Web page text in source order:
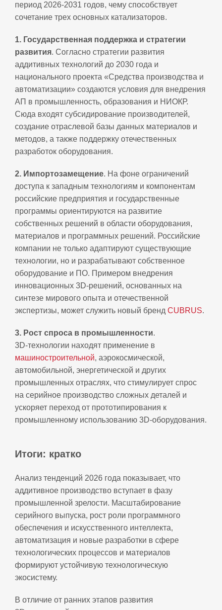
период 2026-2031 годов, чему способствует
сочетание трех основных катализаторов.
1. Государственная поддержка и стратегии
развития. Согласно стратегии развития
аддитивных технологий до 2030 года и
национального проекта «Средства производства и
автоматизации» создаются условия для внедрения
AП в промышленность, образования и НИОКР.
Сюда входят субсидирование производителей,
создание отраслевой базы данных материалов и
методов, а также поддержку отечественных
разработок оборудования.
2. Импортозамещение. На фоне ограничений
доступа к западным технологиям и компонентам
российские предприятия и государственные
программы ориентируются на развитие
собственных решений в области оборудования,
материалов и программных решений. Российские
компании не только адаптируют существующие
технологии, но и разрабатывают собственное
оборудование и ПО. Примером внедрения
инновационных 3D‑решений, основанных на
синтезе мирового опыта и отечественной
экспертизы, может служить новый бренд CUBRUS.
3. Рост спроса в промышленности.
3D‑технологии находят применение в
машиностроительной, аэрокосмической,
автомобильной, энергетической и других
промышленных отраслях, что стимулирует спрос
на серийное производство сложных деталей и
ускоряет переход от прототипирования к
промышленному использованию 3D‑оборудования.
Итоги: кратко
Анализ тенденций 2026 года показывает, что
аддитивное производство вступает в фазу
промышленной зрелости. Масштабирование
серийного выпуска, рост роли программного
обеспечения и искусственного интеллекта,
автоматизация и новые разработки в сфере
технологических процессов и материалов
формируют устойчивую технологическую
экосистему.
В отличие от ранних этапов развития